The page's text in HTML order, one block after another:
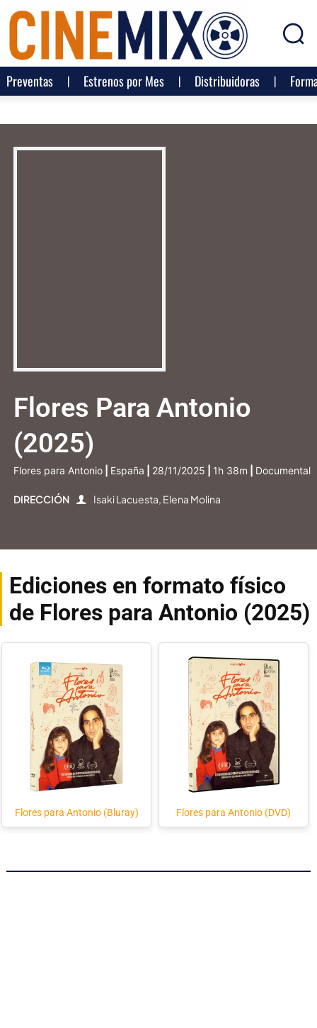
Preventas Estrenos por Mes Distribuidoras
Flores Para Antonio
(2025)
Flores para Antonio España 28/11/2025 1h 38m Documental
DIRECCIÓN Isaki Lacuesta, Elena Molina
Ediciones en formato físico
de Flores para Antonio (2025)
Flores para Antonio (Bluray) Flores para Antonio (DVD)